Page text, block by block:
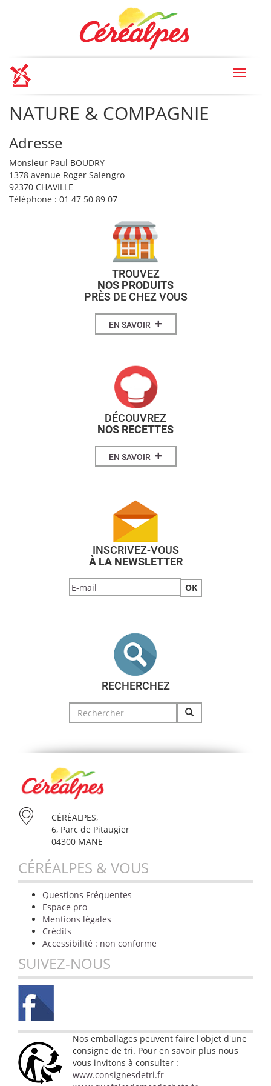
Toggle
NATURE & COMPAGNIE
Adresse
Monsieur Paul BOUDRY
1378 avenue Roger Salengro
92370 CHAVILLE
Téléphone : 01 47 50 89 07
TROUVEZ
NOS PRODUITS
PRÈS DE CHEZ VOUS
EN SAVOIR +
DÉCOUVREZ
NOS RECETTES
EN SAVOIR +
INSCRIVEZ-VOUS
À LA NEWSLETTER
RECHERCHEZ
Search
for:
CÉRÉALPES,
6, Parc de Pitaugier
04300 MANE
CÉRÉALPES & VOUS
Questions Fréquentes
Espace pro
Mentions légales
Crédits
Accessibilité : non conforme
SUIVEZ-NOUS
Nos emballages peuvent faire l'objet d'une
consigne de tri. Pour en savoir plus nous
vous invitons à consulter :
www.consignesdetri.fr